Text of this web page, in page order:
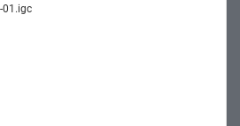
01.igc